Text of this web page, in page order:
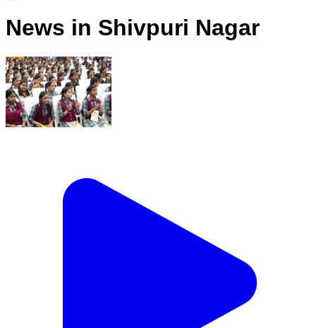
News in Shivpuri Nagar